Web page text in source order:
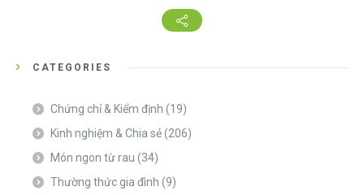
CATEGORIES
Chứng chỉ & Kiểm định (19)
Kinh nghiệm & Chia sẻ(206)
Món ngon từ rau (34)
Thường thức gia đình (9)